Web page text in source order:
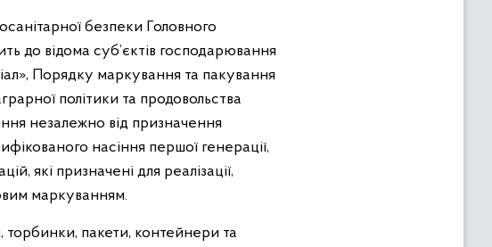
безпеки Головного
до відома суб’єктів господарювання
Порядку маркування та пакування
політики та продовольства
незалежно від призначення
насіння першої генерації,
які призначені для реалізації,
маркуванням.
пакети, контейнери та